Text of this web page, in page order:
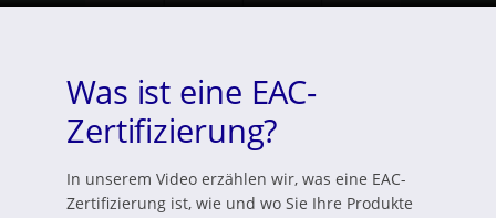
Was ist eine EAC-
Zertifizierung?
In unserem Video erzählen wir, was eine EAC-
Zertifizierung ist, wie und wo Sie Ihre Produkte